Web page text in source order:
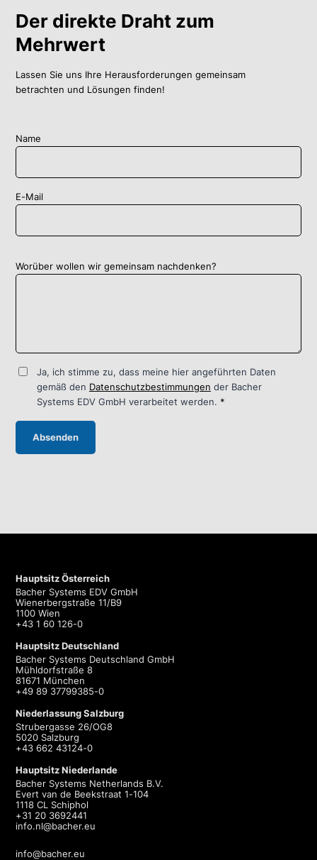
Der direkte Draht zum
Mehrwert
Lassen Sie uns Ihre Herausforderungen gemeinsam
betrachten und Lösungen finden!
Name
E-Mail
Worüber wollen wir gemeinsam nachdenken?
Ja, ich stimme zu, dass meine hier angeführten Daten
gemäß den Datenschutzbestimmungen der Bacher
Systems EDV GmbH verarbeitet werden.
Hauptsitz Österreich
Bacher Systems EDV GmbH
Wienerbergstraße 11/B9
1100 Wien
+43 1 60 126-0
Hauptsitz Deutschland
Bacher Systems Deutschland GmbH
Mühldorfstraße 8
81671 München
+49 89 37799385-0
Niederlassung Salzburg
Strubergasse 26/OG8
5020 Salzburg
+43 662 43124-0
Hauptsitz Niederlande
Bacher Systems Netherlands B.V.
Evert van de Beekstraat 1-104
1118 CL Schiphol
+31 20 3692441
info.nl@bacher.eu
info@bacher.eu